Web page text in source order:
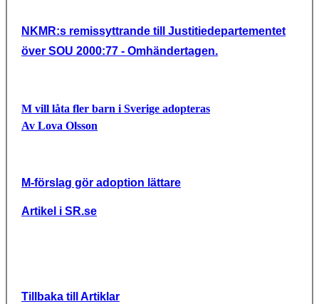
NKMR:s remissyttrande till Justitiedepartementet
över SOU 2000:77 - Omhändertagen.
M vill låta fler barn i Sverige adopteras
Av Lova Olsson
M-förslag gör adoption lättare
Artikel i SR.se
Tillbaka till Artiklar